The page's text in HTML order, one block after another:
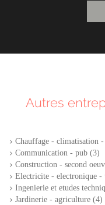
Autres
Chauffage - climatisation
Communication - pub (3)
Construction - second
Electricite - electronique -
Ingenierie et etudes
Jardinerie - agriculture (4)